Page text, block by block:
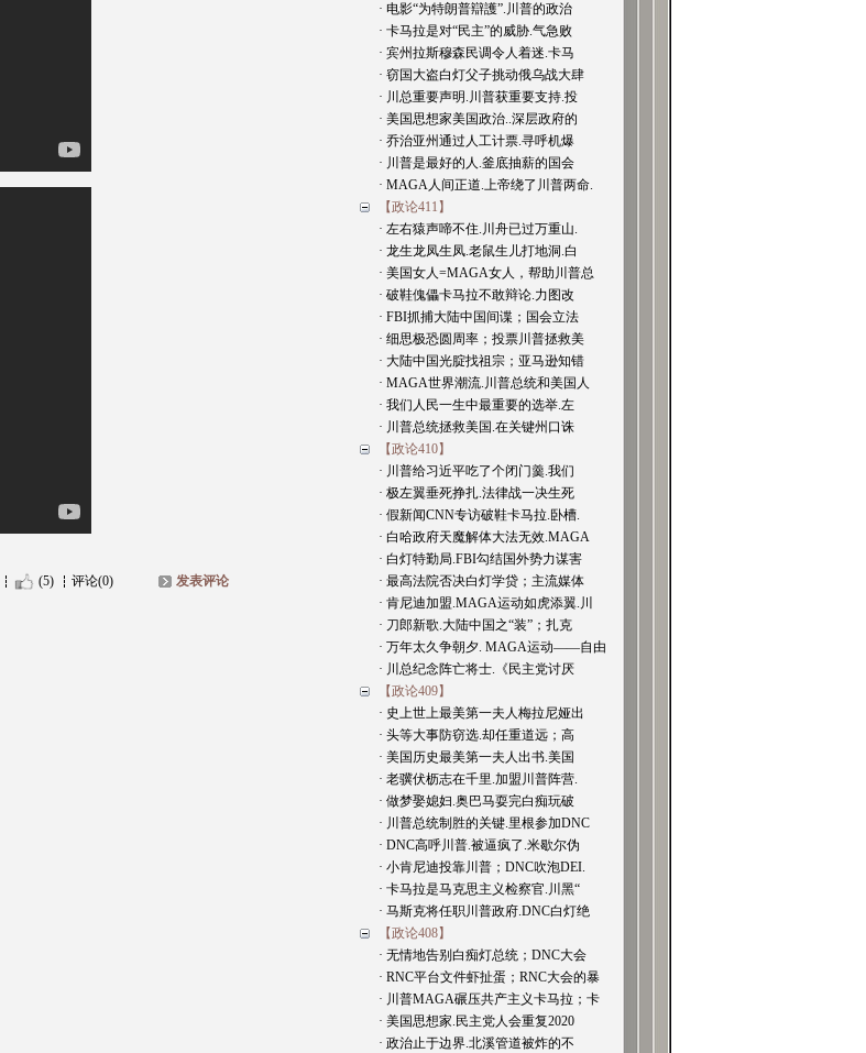
(5) 评论(0) 发表评论
· 电影“为特朗普辯護”.川普的政治
· 卡马拉是对“民主”的威胁.气急败
· 宾州拉斯穆森民调令人着迷.卡马
· 窃国大盗白灯父子挑动俄乌战大肆
· 川总重要声明.川普获重要支持.投
· 美国思想家美国政治..深层政府的
· 乔治亚州通过人工计票.寻呼机爆
· 川普是最好的人.釜底抽薪的国会
· MAGA人间正道.上帝绕了川普两命.
【政论411】
· 左右猿声啼不住.川舟已过万重山.
· 龙生龙凤生凤.老鼠生儿打地洞.白
· 美国女人=MAGA女人，帮助川普总
· 破鞋傀儡卡马拉不敢辩论.力图改
· FBI抓捕大陆中国间谍；国会立法
· 细思极恐圆周率；投票川普拯救美
· 大陆中国光腚找祖宗；亚马逊知错
· MAGA世界潮流.川普总统和美国人
· 我们人民一生中最重要的选举.左
· 川普总统拯救美国.在关键州口诛
【政论410】
· 川普给习近平吃了个闭门羹.我们
· 极左翼垂死挣扎.法律战一决生死
· 假新闻CNN专访破鞋卡马拉.卧槽.
· 白哈政府天魔解体大法无效.MAGA
· 白灯特勤局.FBI勾结国外势力谋害
· 最高法院否决白灯学贷；主流媒体
· 肯尼迪加盟.MAGA运动如虎添翼.川
· 刀郎新歌.大陆中国之“装”；扎克
· 万年太久争朝夕. MAGA运动——自由
· 川总纪念阵亡将士.《民主党讨厌
【政论409】
· 史上世上最美第一夫人梅拉尼娅出
· 头等大事防窃选.却任重道远；高
· 美国历史最美第一夫人出书.美国
· 老骥伏枥志在千里.加盟川普阵营.
· 做梦娶媳妇.奥巴马耍完白痴玩破
· 川普总统制胜的关键.里根参加DNC
· DNC高呼川普.被逼疯了.米歇尔伪
· 小肯尼迪投靠川普；DNC吹泡DEI.
· 卡马拉是马克思主义检察官.川黑“
· 马斯克将任职川普政府.DNC白灯绝
【政论408】
· 无情地告别白痴灯总统；DNC大会
· RNC平台文件虾扯蛋；RNC大会的暴
· 川普MAGA碾压共产主义卡马拉；卡
· 美国思想家.民主党人会重复2020
· 政治止于边界.北溪管道被炸的不